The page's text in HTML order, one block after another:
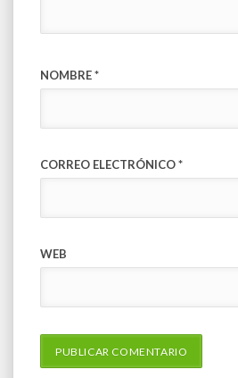
NOMBRE*
CORREO ELECTRÓNICO*
WEB